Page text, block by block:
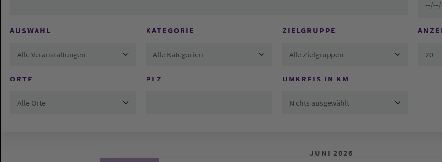
AUSWAHL
Alle Veranstaltungen
KATEGORIE
Alle Kategorien
ZIELGRUPPE
Alle Zielgruppen 20
ORTE
Alle Orte
PLZ UMKREIS IN KM
Nichts ausgewählt
JUNI 2026